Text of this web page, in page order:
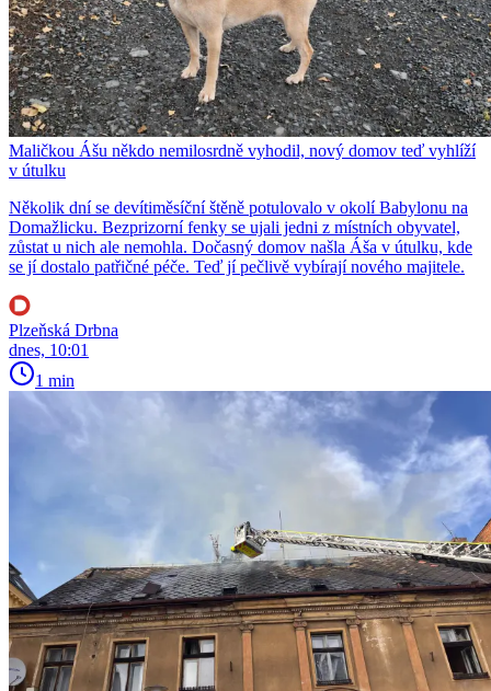
Maličkou Ášu někdo nemilosrdně vyhodil, nový domov teď vyhlíží
v útulku
Několik dní se devítiměsíční štěně potulovalo v okolí Babylonu na
Domažlicku. Bezprizorní fenky se ujali jedni z místních obyvatel,
zůstat u nich ale nemohla. Dočasný domov našla Áša v útulku, kde
se jí dostalo patřičné péče. Teď jí pečlivě vybírají nového majitele.
Plzeňská Drbna
dnes, 10:01
1 min